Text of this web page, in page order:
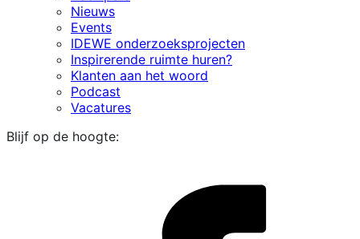
Nieuws
Events
IDEWE onderzoeksprojecten
Inspirerende ruimte huren?
Klanten aan het woord
Podcast
Vacatures
Blijf op de hoogte: